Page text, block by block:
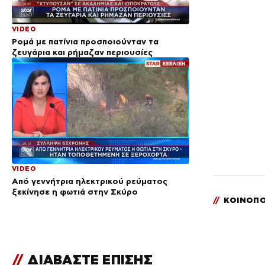
VIDEO
Ρομά με πατίνια προσποιούνταν τα
ζευγάρια και ρήμαζαν περιουσίες
VIDEO
Από γεννήτρια ηλεκτρικού ρεύματος
ξεκίνησε η φωτιά στην Σκύρο
//
// ΔΙΑΒΑΣΤΕ ΕΠΙΣΗΣ